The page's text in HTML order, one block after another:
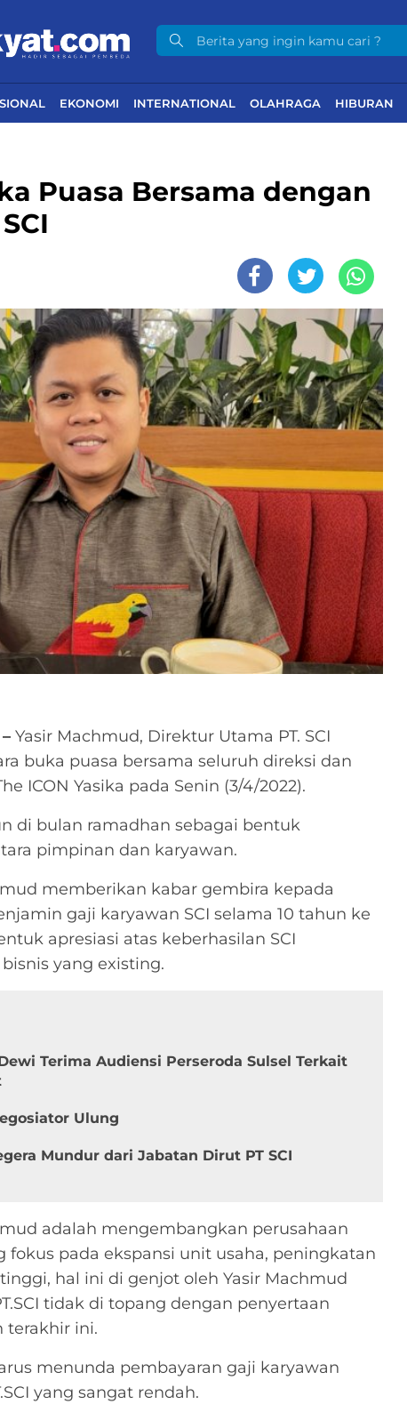
EKONOMI INTERNATIONAL OLAHRAGA HIBURAN
Puasa Bersama dengan
Yasir Machmud, Direktur Utama PT. SCI
buka puasa bersama seluruh direksi dan
ICON Yasika pada Senin (3/4/2022).
di bulan ramadhan sebagai bentuk
pimpinan dan karyawan.
memberikan kabar gembira kepada
gaji karyawan SCI selama 10 tahun ke
apresiasi atas keberhasilan SCI
yang existing.
Terima Audiensi Perseroda Sulsel Terkait
Ulung
Mundur dari Jabatan Dirut PT SCI
adalah mengembangkan perusahaan
fokus pada ekspansi unit usaha, peningkatan
hal ini di genjot oleh Yasir Machmud
tidak di topang dengan penyertaan
terakhir ini.
menunda pembayaran gaji karyawan
yang sangat rendah.